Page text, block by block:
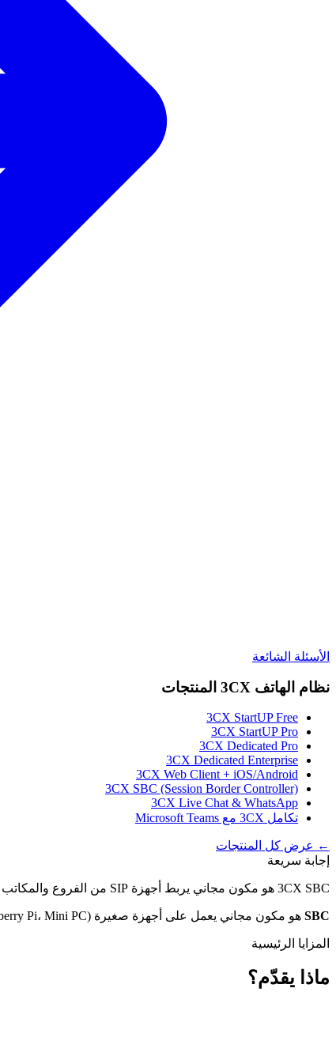
الأسئلة الشائعة
نظام الهاتف 3CX المنتجات
3CX StartUP Free
3CX StartUP Pro
3CX Dedicated Pro
3CX Dedicated Enterprise
3CX Web Client + iOS/Android
3CX SBC (Session Border Controller)
3CX Live Chat & WhatsApp
تكامل 3CX مع Microsoft Teams
← عرض كل المنتجات
إجابة سريعة
3CX SBC هو مكون مجاني يربط أجهزة SIP من الفروع والمكاتب البعيدة بأمان ومرونة بـ 3CX المركزي، ويحل مشاكل اجتياز NAT. مثالي للمؤسسات متعددة الفروع في الخليج.
SBC هو مكون مجاني يعمل على أجهزة صغيرة (Raspberry Pi، Mini PC). ينقل حركة SIP من الفرع إلى 3CX المركزي عبر TLS مشفر. مثالي لسلاسل التجزئة والبنوك متعددة الفروع.
المزايا الرئيسية
ماذا يقدّم؟